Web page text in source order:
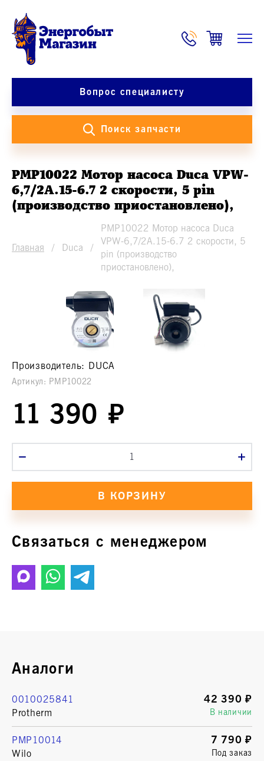
Вопрос специалисту
Поиск запчасти
PMP10022 Мотор насоса Duca VPW-
6,7/2A.15-6.7 2 скорости, 5 pin
(производство приостановлено),
Главная Duca
PMP10022 Мотор насоса Duca
VPW-6,7/2A.15-6.7 2 скорости, 5
pin (производство
приостановлено),
Производитель: DUCA
Артикул: PMP10022
11 390
Связаться с менеджером
Аналоги
0010025841
Protherm
42 390 ₽
В наличии
PMP10014
Wilo
7 790 ₽
Под заказ